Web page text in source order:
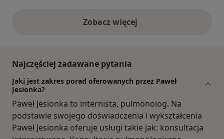
Zobacz więcejopinie powyżej
Najczęściej zadawane pytania
Jaki jest zakres porad oferowanych przez Paweł
Jesionka?
Paweł Jesionka to internista, pulmonolog. Na
podstawie swojego doświadczenia i wykształcenia
Paweł Jesionka oferuje usługi takie jak: konsultacja